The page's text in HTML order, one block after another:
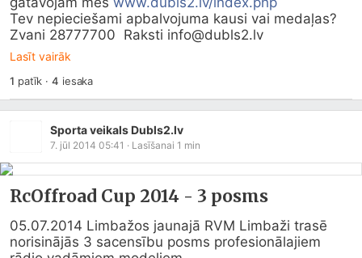
Tev nepieciešami apbalvojuma kausi vai medaļas?
Zvani 28777700  Raksti info@dubls2.lv
Lasīt vairāk
1 patīk ·4 iesaka
Sporta veikals Dubls2.lv
7. jūl 2014 05:41 · Lasīšanai 1 min
RcOffroad Cup 2014 - 3 posms
05.07.2014 Limbažos jaunajā RVM Limbaži trasē
norisinājās 3 sacensību posms profesionālajiem